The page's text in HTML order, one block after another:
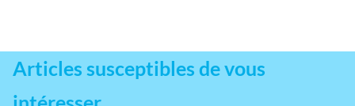
Articles susceptibles de vous